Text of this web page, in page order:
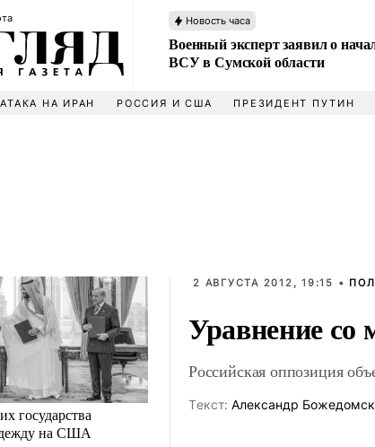
Новость часа
Военный эксперт заявил о
ВСУ в Сумской области
АТАКА НА ИРАН РОССИЯ И США ПРЕЗИДЕНТ ПУТИН
государства
на США
2 АВГУСТА 2012, 19:15 •
Уравнение
Российская оппозиция
Tекст: Александр